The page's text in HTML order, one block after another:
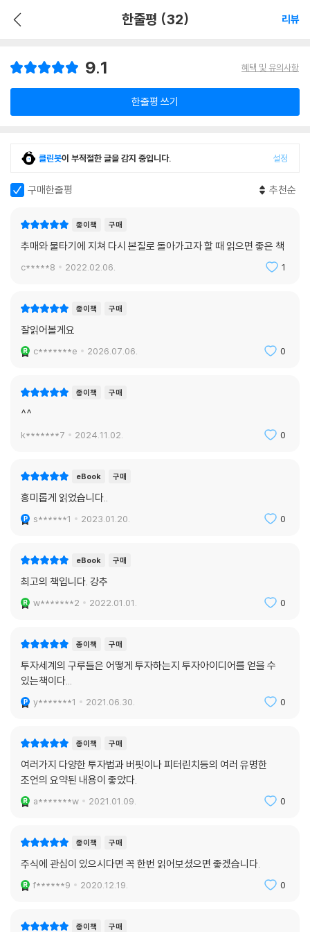
한줄평 (32) 리뷰
9.1 혜택 및 유의사항
한줄평 쓰기
클린봇이 부적절한 글을 감지 중입니다. 설정
구매한줄평 추천순
종이책 구매
추매와 물타기에 지쳐 다시 본질로 돌아가고자 할 때 읽으면 좋은 책
c*****8 2022.02.06. 1
종이책 구매
잘읽어볼게요
c*******e 2026.07.06. 0
종이책 구매
^^
k*******7 2024.11.02. 0
eBook 구매
흥미롭게 읽었습니다..
s******1 2023.01.20. 0
eBook 구매
최고의 책입니다. 강추
w*******2 2022.01.01. 0
종이책 구매
투자세계의 구루들은 어떻게 투자하는지 투자아이디어를 얻을 수
있는책이다...
y*******1 2021.06.30. 0
종이책 구매
여러가지 다양한 투자법과 버핏이나 피터린치등의 여러 유명한
조언의 요약된 내용이 좋았다.
a*******w 2021.01.09. 0
종이책 구매
주식에 관심이 있으시다면 꼭 한번 읽어보셨으면 좋겠습니다.
f******9 2020.12.19. 0
종이책 구매